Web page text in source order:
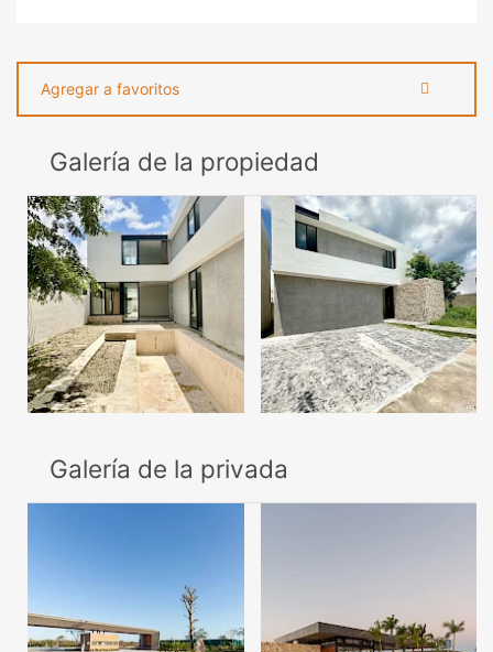
Agregar a favoritos
Galería de la propiedad
Galería de la privada